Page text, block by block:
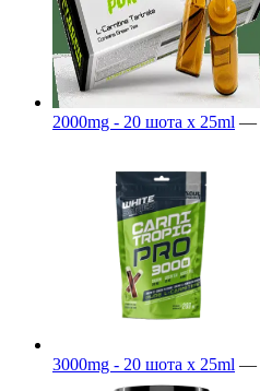
2000mg - 20 шота x 25ml —
3000mg - 20 шота x 25ml —